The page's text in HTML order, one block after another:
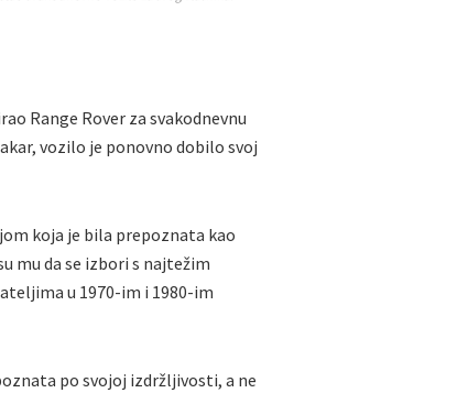
Range Rover za svakodnevnu
vozilo je ponovno dobilo svoj
koja je bila prepoznata kao
mu da se izbori s najtežim
u 1970-im i 1980-im
po svojoj izdržljivosti, a ne